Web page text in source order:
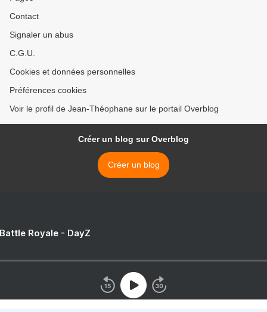
Contact
Signaler un abus
C.G.U.
Cookies et données personnelles
Préférences cookies
Voir le profil de Jean-Théophane sur le portail Overblog
Créer un blog sur Overblog
Créer un blog
Royale - DayZ